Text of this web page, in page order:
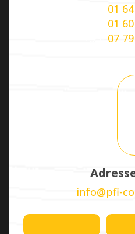
01
01
07
info@pfi-